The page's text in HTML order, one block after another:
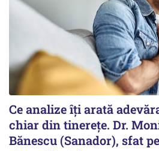
Ce analize îți arată
chiar din tinerețe. Dr.
Bănescu (Sanador), sfat